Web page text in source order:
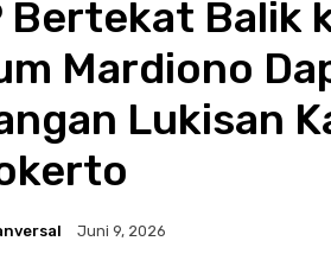
Bertekat Balik
Mardiono
Lukisan
Juni 9, 2026